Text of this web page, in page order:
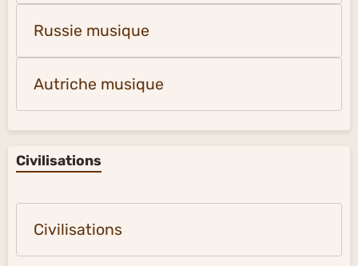
Russie musique
Autriche musique
Civilisations
Civilisations